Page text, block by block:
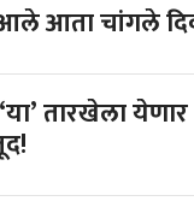
आले आता चांगले
तारखेला